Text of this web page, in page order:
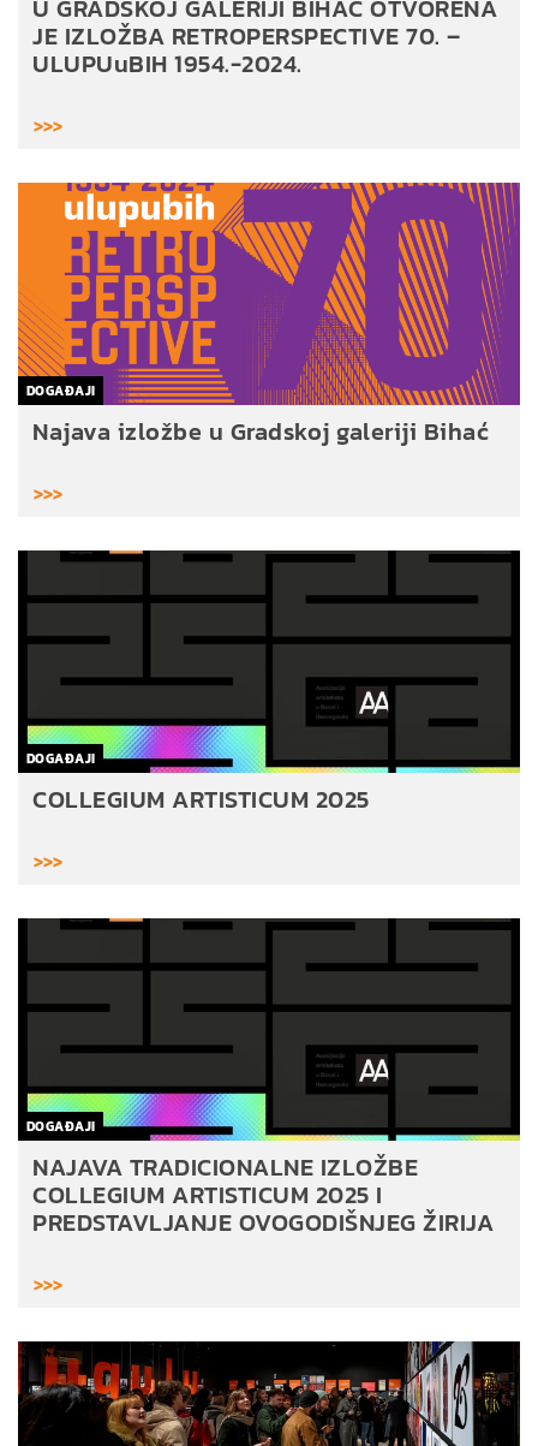
U GRADSKOJ GALERIJI BIHAĆ OTVORENA
JE IZLOŽBA RETROPERSPECTIVE 70. –
ULUPUuBIH 1954.-2024.
>>>
DOGAĐAJI
Najava izložbe u Gradskoj galeriji Bihać
>>>
DOGAĐAJI
COLLEGIUM ARTISTICUM 2025
>>>
DOGAĐAJI
NAJAVA TRADICIONALNE IZLOŽBE
COLLEGIUM ARTISTICUM 2025 I
PREDSTAVLJANJE OVOGODIŠNJEG ŽIRIJA
>>>